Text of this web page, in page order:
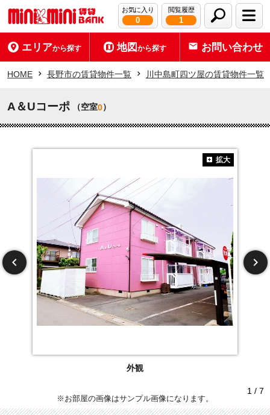
お気に入り
0
閲覧履歴
1
エリアから探す 地図から探す お問い合わせ
HOME 長野市の賃貸物件一覧 川中島町四ツ屋の賃貸物件一覧
A＆Uコーポ （空室0）
外観
拡大
1 / 7
※お部屋の画像はサンプル画像になります。